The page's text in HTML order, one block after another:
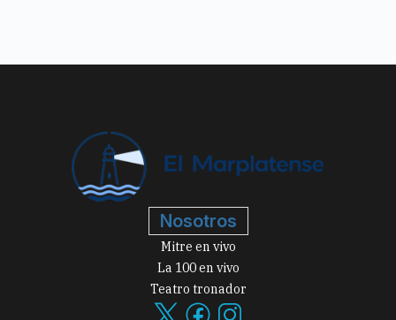
Nosotros
Mitre en vivo
La 100 en vivo
Teatro tronador